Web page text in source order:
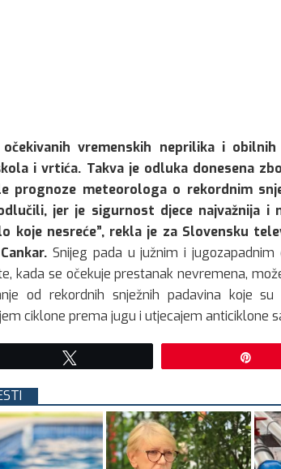
vremenskih neprilika i obilnih
i vrtića. Takva je odluka donesena
prognoze meteorologa o rekordnim
jer je sigurnost djece najvažnija i
koje nesreće”, rekla je za Slovensku
Snijeg pada u južnim i
kada se očekuje prestanak nevremena,
od rekordnih snježnih padavina koje su
ciklone prema jugu i utjecajem anticiklone